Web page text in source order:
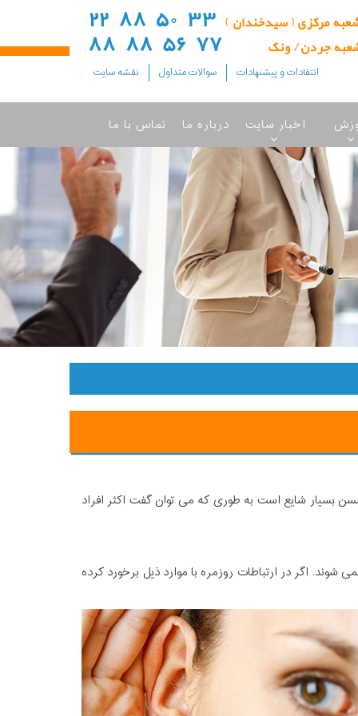
انتقادات و پیشنهادات سوالات متداول نقشه سایت
اخبار سایت درباره ما تماس با ما
بسیار شایع است به طوری که می توان گفت اکثر افراد
اگر در ارتباطات روزمره با موارد ذیل برخورد کرده